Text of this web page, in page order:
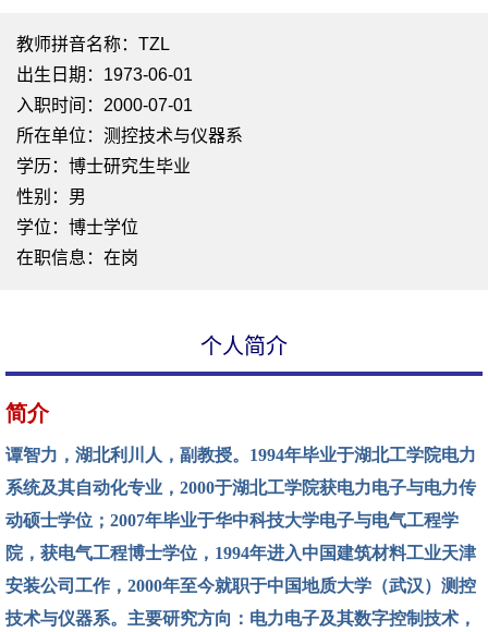
教师拼音名称：TZL
出生日期：1973-06-01
入职时间：2000-07-01
所在单位：测控技术与仪器系
学历：博士研究生毕业
性别：男
学位：博士学位
在职信息：在岗
个人简介